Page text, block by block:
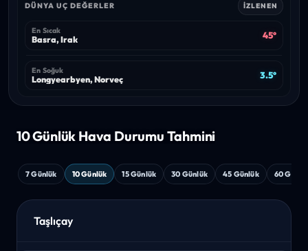
DÜNYA UÇ DEĞERLER İZLENEN
En Sıcak
Basra, Irak 45°
En Soğuk
Longyearbyen, Norveç 3.5°
10 Günlük Hava Durumu Tahmini
7 Günlük 10 Günlük 15 Günlük 30 Günlük 45 Günlük 60
Taşlıçay